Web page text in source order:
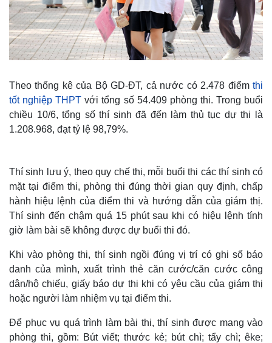
Theo thống kê của Bộ GD-ĐT, cả nước có 2.478 điểm thi
tốt nghiệp THPTvới tổng số 54.409 phòng thi. Trong buổi
chiều 10/6, tổng số thí sinh đã đến làm thủ tục dự thi là
1.208.968, đạt tỷ lệ 98,79%.
Thí sinh lưu ý, theo quy chế thi, mỗi buổi thi các thí sinh có
mặt tại điểm thi, phòng thi đúng thời gian quy định, chấp
hành hiệu lệnh của điểm thi và hướng dẫn của giám thị.
Thí sinh đến chậm quá 15 phút sau khi có hiệu lệnh tính
giờ làm bài sẽ không được dự buổi thi đó.
Khi vào phòng thi, thí sinh ngồi đúng vị trí có ghi số báo
danh của mình, xuất trình thẻ căn cước/căn cước công
dân/hộ chiếu, giấy báo dự thi khi có yêu cầu của giám thị
hoặc người làm nhiệm vụ tại điểm thi.
Để phục vụ quá trình làm bài thi, thí sinh được mang vào
phòng thi, gồm: Bút viết; thước kẻ; bút chì; tẩy chì; êke;